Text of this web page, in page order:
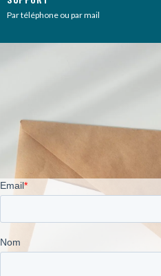
Par téléphone ou par mail